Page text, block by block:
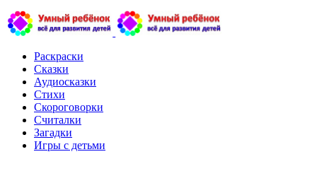
Раскраски
Сказки
Аудиосказки
Стихи
Скороговорки
Считалки
Загадки
Игры с детьми